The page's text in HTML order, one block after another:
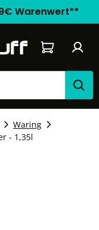
Warenwert**
Warenkorb
Waring
- 1,35l